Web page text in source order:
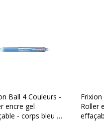
Ball 4 Couleurs -
encre gel
- corps bleu -
Roller